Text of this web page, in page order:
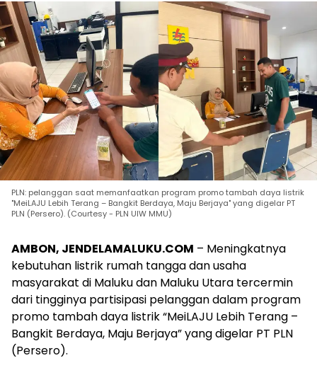
PLN: pelanggan saat memanfaatkan program promo tambah daya listrik
"MeiLAJU Lebih Terang – Bangkit Berdaya, Maju Berjaya" yang digelar PT
PLN (Persero). (Courtesy - PLN UIW MMU)
AMBON, JENDELAMALUKU.COM – Meningkatnya
kebutuhan listrik rumah tangga dan usaha
masyarakat di Maluku dan Maluku Utara tercermin
dari tingginya partisipasi pelanggan dalam program
promo tambah daya listrik “MeiLAJU Lebih Terang –
Bangkit Berdaya, Maju Berjaya” yang digelar PT PLN
(Persero).